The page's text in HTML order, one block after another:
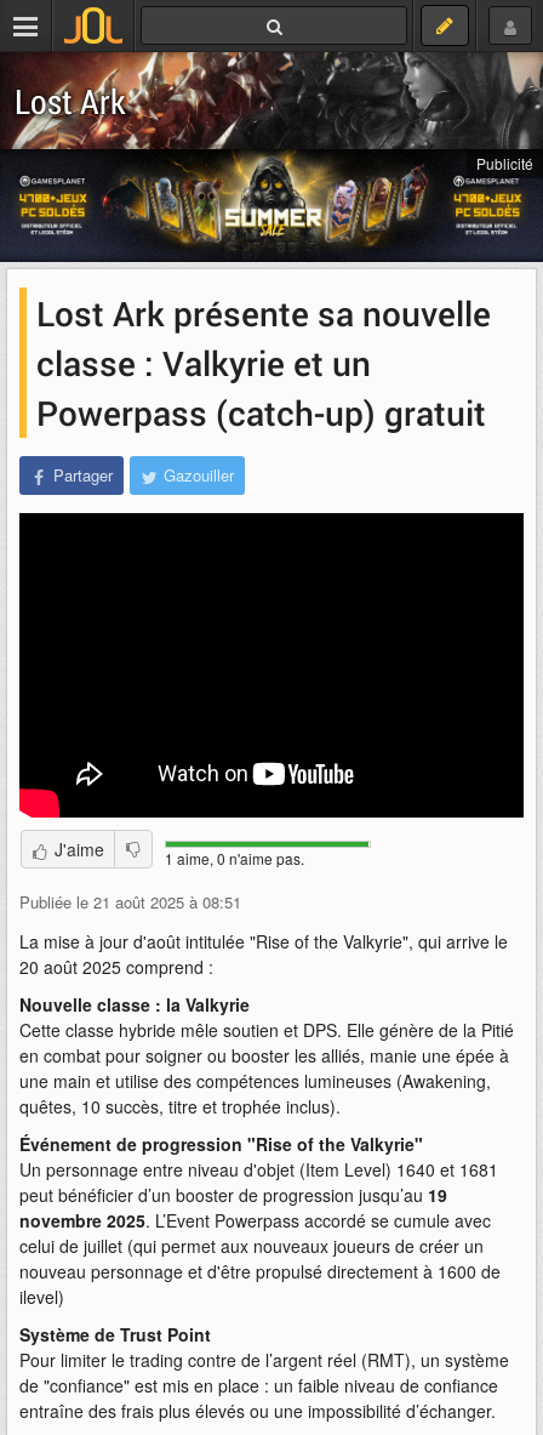
Lost Ark
Publicité
Lost Ark présente sa nouvelle
classe : Valkyrie et un
Powerpass (catch-up) gratuit
Partager Gazouiller
J'aime 1 aime, 0 n'aime pas.
Publiée le 21 août 2025 à 08:51
La mise à jour d'août intitulée "Rise of the Valkyrie", qui arrive le
20 août 2025 comprend :
Nouvelle classe : la Valkyrie
Cette classe hybride mêle soutien et DPS. Elle génère de la Pitié
en combat pour soigner ou booster les alliés, manie une épée à
une main et utilise des compétences lumineuses (Awakening,
quêtes, 10 succès, titre et trophée inclus).
Événement de progression "Rise of the Valkyrie"
Un personnage entre niveau d'objet (Item Level) 1640 et 1681
peut bénéficier d’un booster de progression jusqu’au 19
novembre 2025. L’Event Powerpass accordé se cumule avec
celui de juillet (qui permet aux nouveaux joueurs de créer un
nouveau personnage et d'être propulsé directement à 1600 de
ilevel)
Système de Trust Point
Pour limiter le trading contre de l’argent réel (RMT), un système
de "confiance" est mis en place : un faible niveau de confiance
entraîne des frais plus élevés ou une impossibilité d’échanger.